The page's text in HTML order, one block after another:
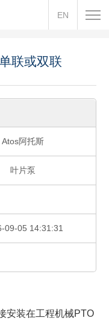
EN
联或双联
Atos阿托斯
叶片泵
09-05 14:31:31
安装在工程机械PTO